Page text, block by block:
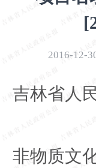
2016-12-
吉林省人
非物质文